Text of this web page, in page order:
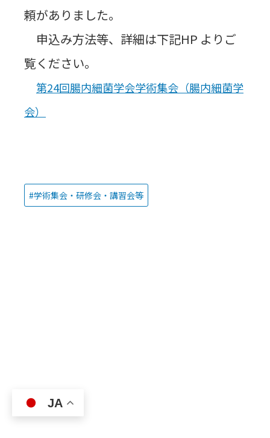
頼がありました。
申込み方法等、詳細は下記HP よりご
覧ください。
第24回腸内細菌学会学術集会（腸内細菌学
会）
学術集会・研修会・講習会等
JA